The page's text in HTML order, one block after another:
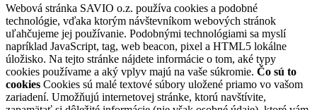
Webová stránka SAVIO o.z. používa cookies a podobné
technológie, vďaka ktorým návštevníkom webových stránok
uľahčujeme jej používanie. Podobnými technológiami sa myslí
napríklad JavaScript, tag, web beacon, pixel a HTML5 lokálne
úložisko. Na tejto stránke nájdete informácie o tom, aké typy
cookies používame a aký vplyv majú na vaše súkromie. Čo sú to
cookies Cookies sú malé textové súbory uložené priamo vo vašom
zariadení. Umožňujú internetovej stránke, ktorú navštívite,